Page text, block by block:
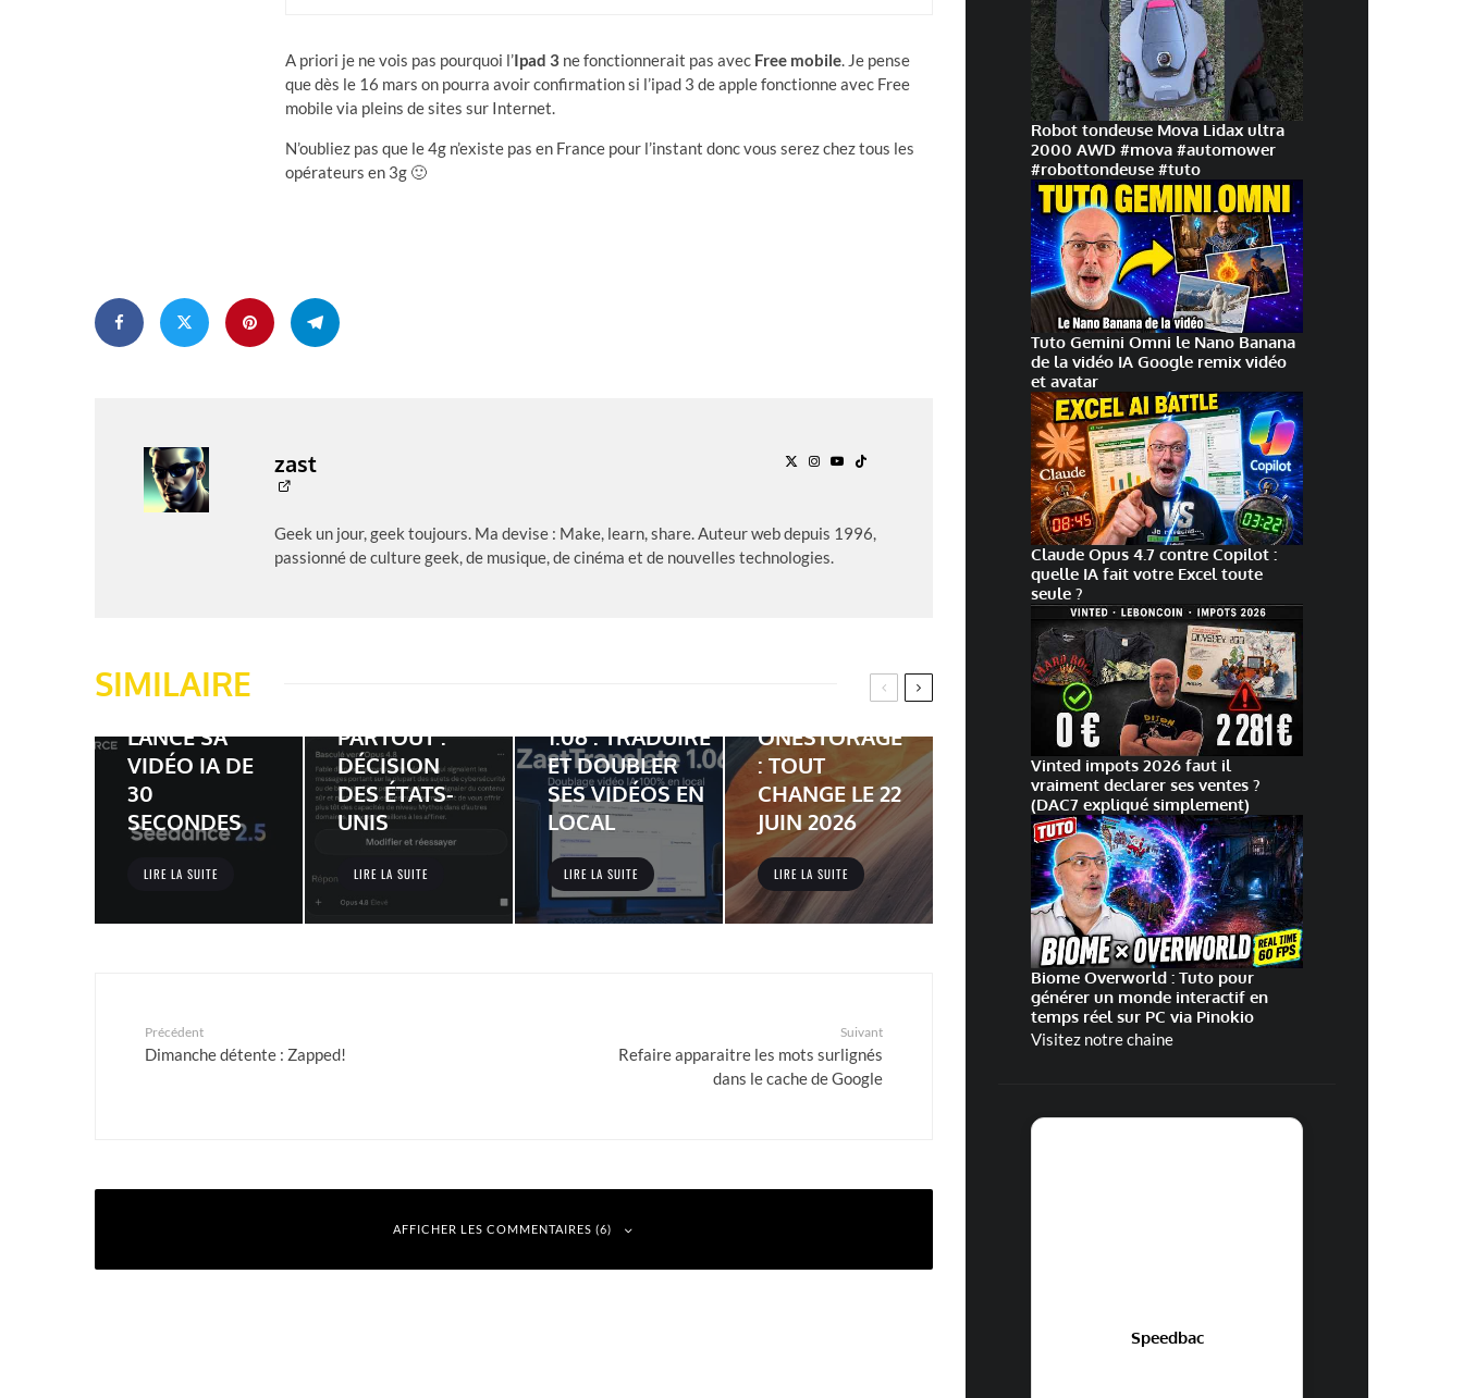
A priori je ne vois pas pourquoi l’Ipad 3 ne fonctionnerait pas avec Free mobile. Je pense
que dès le 16 mars on pourra avoir confirmation si l’ipad 3 de apple fonctionne avec Free
mobile via pleins de sites sur Internet.
N’oubliez pas que le 4g n’existe pas en France pour l’instant donc vous serez chez tous les
opérateurs en 3g 🙂
zast
Geek un jour, geek toujours. Ma devise : Make, learn, share. Auteur web depuis 1996,
passionné de culture geek, de musique, de cinéma et de nouvelles technologies.
SIMILAIRE
SEEDANCE 2.5
LANCE SA
VIDÉO IA DE
30
SECONDES
LIRE LA SUITE
PARTOUT :
DÉCISION
DES ÉTATS-
UNIS
LIRE LA SUITE
1.06 : TRADUIRE
ET DOUBLER
SES VIDÉOS EN
LOCAL
LIRE LA SUITE
PASSWORD
ET LANCE C2
ONESTORAGE
: TOUT
CHANGE LE 22
JUIN 2026
LIRE LA SUITE
Précédent
Dimanche détente : Zapped!
Suivant
Refaire apparaitre les mots surlignés
dans le cache de Google
AFFICHER LES COMMENTAIRES (6)
Robot tondeuse Mova Lidax ultra
2000 AWD #mova #automower
#robottondeuse #tuto
Tuto Gemini Omni le Nano Banana
de la vidéo IA Google remix vidéo
et avatar
Claude Opus 4.7 contre Copilot :
quelle IA fait votre Excel toute
seule ?
Vinted impots 2026 faut il
vraiment declarer ses ventes ?
(DAC7 expliqué simplement)
Biome Overworld : Tuto pour
générer un monde interactif en
temps réel sur PC via Pinokio
Visitez notre chaine
Speedbac